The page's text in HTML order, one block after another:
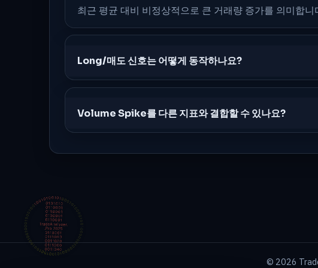
최근 평균 대비 비정상적으로 큰 거래량 증가를 의미합니
Long/매도 신호는 어떻게 동작하나요?
Volume Spike를 다른 지표와 결합할 수 있나요?
© 2026